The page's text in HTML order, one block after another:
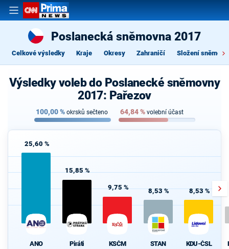
Poslanecká sněmovna 2017
Celkové výsledky Kraje Okresy Zahraničí Složení
Výsledky voleb do Poslanecké sněmovny
2017: Pařezov
100,00% okrsků sečteno 64,84% volební účast
25,60 %
ANO
15,85 %
Piráti
9,75 %
KSČM
8,53 %
STAN
8,53 %
KDU-ČSL